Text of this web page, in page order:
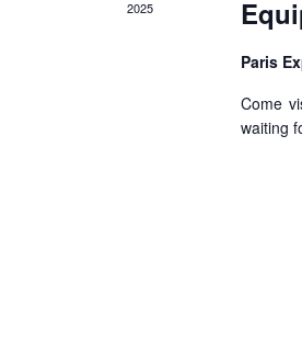
2025
Paris
Come
waiting